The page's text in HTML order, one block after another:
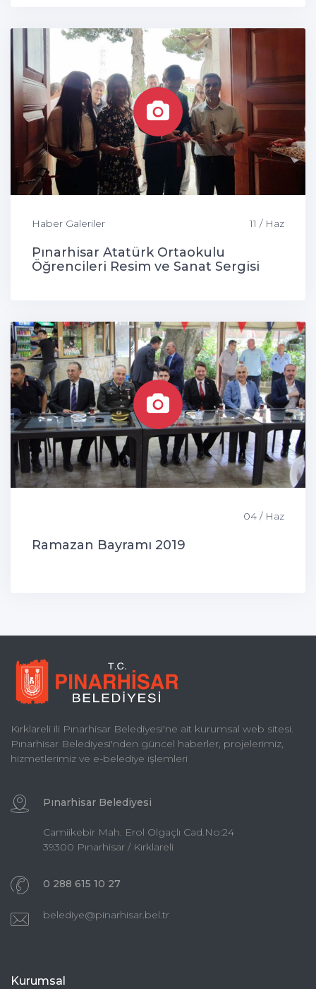
Haber Galeriler 11 / Haz
Pınarhisar Atatürk Ortaokulu
Öğrencileri Resim ve Sanat Sergisi
04 / Haz
Ramazan Bayramı 2019
Kırklareli ili Pınarhisar Belediyesi'ne ait kurumsal web sitesi.
Pınarhisar Belediyesi'nden güncel haberler, projelerimiz,
hizmetlerimiz ve e-belediye işlemleri
Pınarhisar Belediyesi
Camiikebir Mah. Erol Olgaçlı Cad.No:24
39300 Pınarhisar / Kırklareli
0 288 615 10 27
belediye@pinarhisar.bel.tr
Kurumsal